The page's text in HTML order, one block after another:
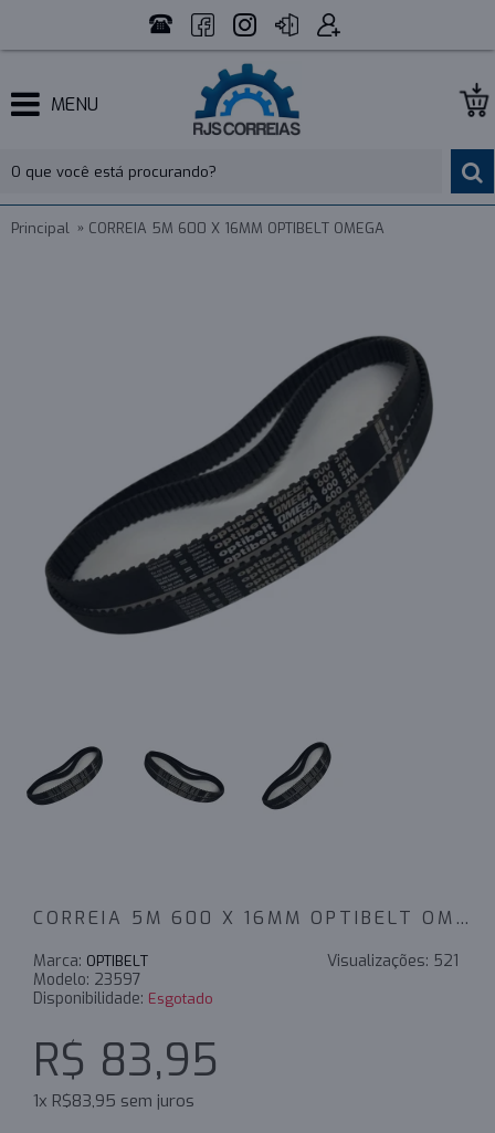
MENU
Principal CORREIA 5M 600 X 16MM OPTIBELT OMEGA
CORREIA 5M 600 X 16MM OPTIBELT OMEGA
Visualizações: 521
Marca: OPTIBELT
Modelo: 23597
Disponibilidade: Esgotado
R$ 83,95
1x R$83,95 sem juros